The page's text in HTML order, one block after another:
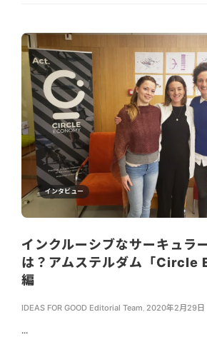
インタビュー
インクルーシブなサーキュラ
は？アムステルダム「Circle
編
IDEAS FOR GOOD Editorial Team, 2020年2月29日
...